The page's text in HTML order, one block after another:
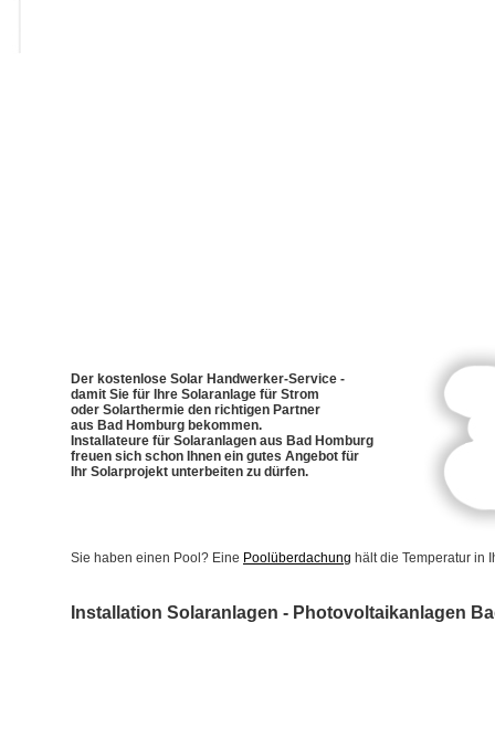
Der kostenlose Solar Handwerker-Service -
damit Sie für Ihre Solaranlage für Strom
oder Solarthermie den richtigen Partner
aus Bad Homburg bekommen.
Installateure für Solaranlagen aus Bad Homburg
freuen sich schon Ihnen ein gutes Angebot für
Ihr Solarprojekt unterbeiten zu dürfen.
Sie haben einen Pool? Eine Poolüberdachung hält die Temperatur in
Installation Solaranlagen - Photovoltaikanlagen